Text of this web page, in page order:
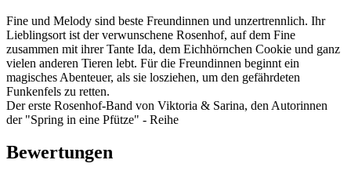
Fine und Melody sind beste Freundinnen und unzertrennlich. Ihr
Lieblingsort ist der verwunschene Rosenhof, auf dem Fine
zusammen mit ihrer Tante Ida, dem Eichhörnchen Cookie und ganz
vielen anderen Tieren lebt. Für die Freundinnen beginnt ein
magisches Abenteuer, als sie losziehen, um den gefährdeten
Funkenfels zu retten.
Der erste Rosenhof-Band von Viktoria & Sarina, den Autorinnen
der "Spring in eine Pfütze" - Reihe
Bewertungen